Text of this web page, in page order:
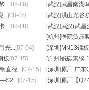
...[08-08] [武汉]武昌南湖
...[08-08] [武汉]洪山光谷
...[08-08] [武汉]武汉(武昌
[杭州] 医院负压
光...[07-04] [深圳] MN13锰
板 [07-15] [广州]低碳素钢
直径...[07-15] [深圳]原厂:广东
[07-15] [深圳]原厂【